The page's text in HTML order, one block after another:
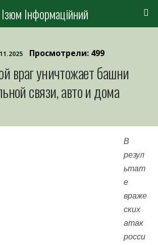
Ізюм Інформаційний
Просмотрели: 499
враг уничтожает башни
связи, авто и дома
В
резул
ьтат
е
враже
ских
атак
росси